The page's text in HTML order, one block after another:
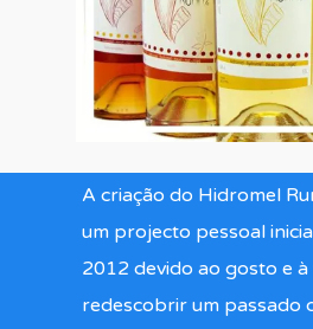
A criação do Hidromel
um projecto pessoal
2012 devido ao gosto e
redescobrir um passado